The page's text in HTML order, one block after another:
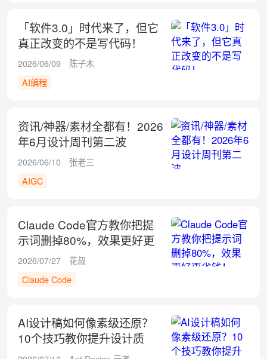
「软件3.0」时代来了，但它
真正改变的不是写代码！
2026/06/09
陈子木
AI编程
资讯/神器/素材全都有！2026
年6月设计周刊第二波
2026/06/10
张老三
AIGC
Claude Code官方教你把提
示词删掉80%，效果更好更
省钱！
2026/07/27
花叔
Claude Code
AI设计稿如何像素级还原？
10个技巧教你提升设计质
量！